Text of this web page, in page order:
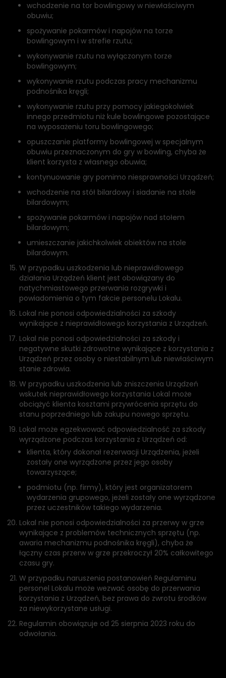
wchodzenie na tor bowlingowy w niewłaściwym
obuwiu;
spożywanie pokarmów i napojów na torze
bowlingowym i w strefie rzutu;
wykonywanie rzutu na wyłączonym torze
bowlingowym;
wykonywanie rzutu podczas pracy mechanizmu
podnośnika kręgli;
wykonywanie rzutu przy pomocy jakiegokolwiek
innego przedmiotu niż kule bowlingowe pozostające
na wyposażeniu toru bowlingowego;
opuszczanie platformy bowlingowej w specjalnym
obuwiu przeznaczonym do gry w bowling, chyba że
klient korzysta z własnego obuwia;
kontynuowanie gry pomimo niesprawności Urządzeń;
wchodzenie na stół bilardowy i siadanie na stole
bilardowym;
spożywanie pokarmów i napojów nad stołem
bilardowym;
umieszczanie jakichkolwiek obiektów na stole
bilardowym.
W przypadku uszkodzenia lub nieprawidłowego
działania Urządzeń klient jest obowiązany do
natychmiastowego przerwania rozgrywki i
powiadomienia o tym fakcie personelu Lokalu.
Lokal nie ponosi odpowiedzialności za szkody
wynikające z nieprawidłowego korzystania z Urządzeń.
Lokal nie ponosi odpowiedzialności za szkody i
negatywne skutki zdrowotne wynikające z korzystania z
Urządzeń przez osoby o niestabilnym lub niewłaściwym
stanie zdrowia.
W przypadku uszkodzenia lub zniszczenia Urządzeń
wskutek nieprawidłowego korzystania Lokal może
obciążyć klienta kosztami przywrócenia sprzętu do
stanu poprzedniego lub zakupu nowego sprzętu.
Lokal może egzekwować odpowiedzialność za szkody
wyrządzone podczas korzystania z Urządzeń od:
klienta, który dokonał rezerwacji Urządzenia, jeżeli
zostały one wyrządzone przez jego osoby
towarzyszące;
podmiotu (np. firmy), który jest organizatorem
wydarzenia grupowego, jeżeli zostały one wyrządzone
przez uczestników takiego wydarzenia.
Lokal nie ponosi odpowiedzialności za przerwy w grze
wynikające z problemów technicznych sprzętu (np.
awaria mechanizmu podnośnika kręgli), chyba że
łączny czas przerw w grze przekroczył 20% całkowitego
czasu gry.
W przypadku naruszenia postanowień Regulaminu
personel Lokalu może wezwać osobę do przerwania
korzystania z Urządzeń, bez prawa do zwrotu środków
za niewykorzystane usługi.
Regulamin obowiązuje od 25 sierpnia 2023 roku do
odwołania.